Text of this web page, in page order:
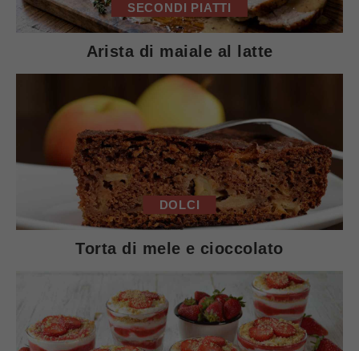
SECONDI PIATTI
Arista di maiale al latte
DOLCI
Torta di mele e cioccolato